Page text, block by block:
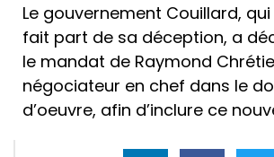
Le gouvernement Couillard,
fait part de sa déception, a
le mandat de Raymond
négociateur en chef dans le
d’oeuvre, afin d’inclure ce